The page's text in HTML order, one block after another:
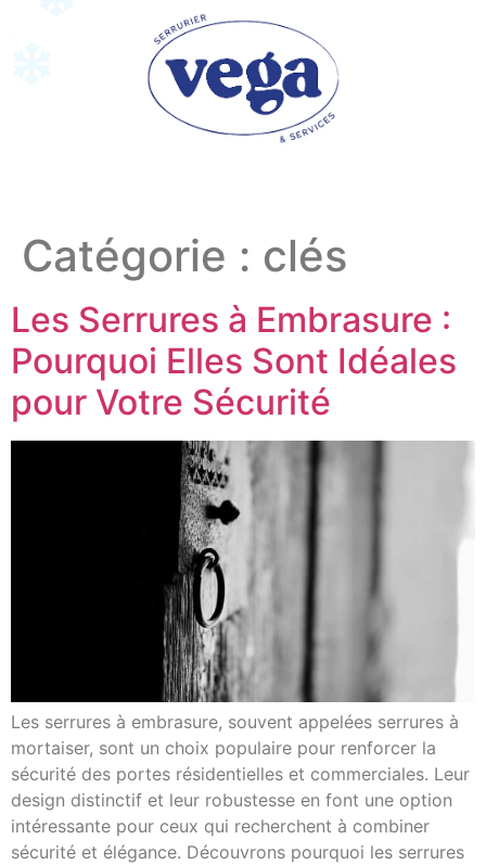
Catégorie : clés
Les Serrures à Embrasure :
Pourquoi Elles Sont Idéales
pour Votre Sécurité
Les serrures à embrasure, souvent appelées serrures à
mortaiser, sont un choix populaire pour renforcer la
sécurité des portes résidentielles et commerciales. Leur
design distinctif et leur robustesse en font une option
intéressante pour ceux qui recherchent à combiner
sécurité et élégance. Découvrons pourquoi les serrures